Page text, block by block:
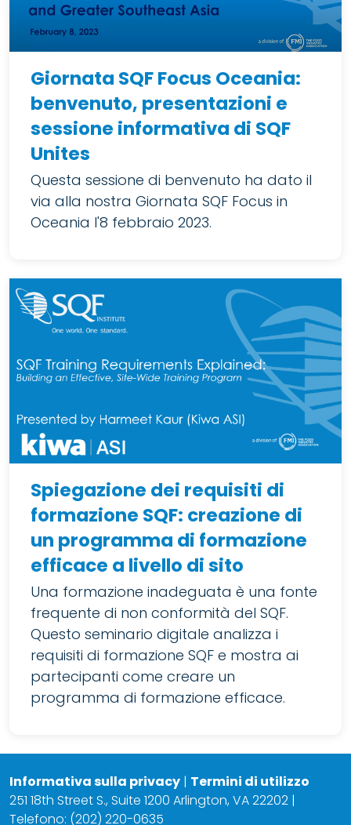
Giornata SQF Focus Oceania:
benvenuto, presentazioni e
sessione informativa di SQF
Unites
Questa sessione di benvenuto ha dato il
via alla nostra Giornata SQF Focus in
Oceania l'8 febbraio 2023.
Spiegazione dei requisiti di
formazione SQF: creazione di
un programma di formazione
efficace a livello di sito
Una formazione inadeguata è una fonte
frequente di non conformità del SQF.
Questo seminario digitale analizza i
requisiti di formazione SQF e mostra ai
partecipanti come creare un
programma di formazione efficace.
Informativa sulla privacy | Termini di utilizzo
251 18th Street S., Suite 1200 Arlington, VA 22202 |
Telefono: (202) 220-0635